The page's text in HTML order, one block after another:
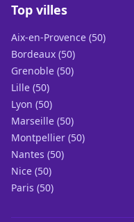
Top villes
Aix-en-Provence (50)
Bordeaux (50)
Grenoble (50)
Lille (50)
Lyon (50)
Marseille (50)
Montpellier (50)
Nantes (50)
Nice (50)
Paris (50)